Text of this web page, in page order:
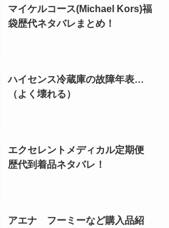
マイケルコース(Michael Kors)福
袋歴代ネタバレまとめ！
ハイセンス冷蔵庫の故障年表…
（よく壊れる）
エクセレントメディカル定期便
歴代到着品ネタバレ！
アエナ フーミーなど購入品紹